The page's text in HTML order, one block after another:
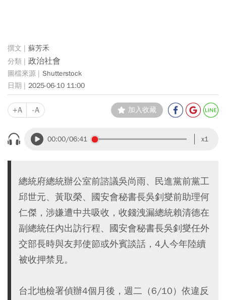
蘇芳禾
政治社會
Shutterstock
2025-06-10 11:00
+A -A 加入收藏
00:00/06:41 x1
總統府總統辦公室前諮議吳尚雨、民進黨前黨工
邱世元、黃取榮、國安會秘書長吳釗燮前助理何
仁傑，涉嫌遭中共吸收，收錢洩漏總統賴清德在
副總統任內出訪行程、國安會秘書長吳釗燮任外
交部長時與友邦使節或外賓談話，4人今年陸續
被收押禁見。
台北地檢署偵辦4個月後，週二（6/10）依違反